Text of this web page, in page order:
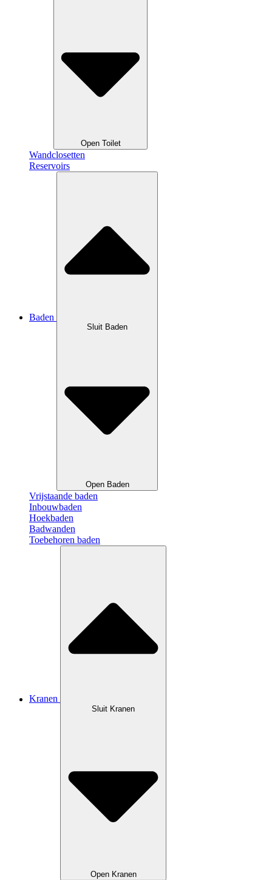
Open Toilet
Wandclosetten
Reservoirs
Baden
Sluit Baden
Open Baden
Vrijstaande baden
Inbouwbaden
Hoekbaden
Badwanden
Toebehoren baden
Kranen
Sluit Kranen
Open Kranen